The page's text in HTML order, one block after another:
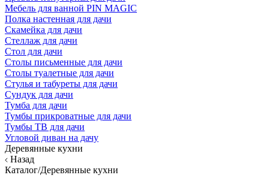
Мебель для ванной PIN MAGIC
Полка настенная для дачи
Скамейка для дачи
Стеллаж для дачи
Стол для дачи
Столы письменные для дачи
Столы туалетные для дачи
Стулья и табуреты для дачи
Сундук для дачи
Тумба для дачи
Тумбы прикроватные для дачи
Тумбы ТВ для дачи
Угловой диван на дачу
Деревянные кухни
Назад
Каталог/Деревянные кухни